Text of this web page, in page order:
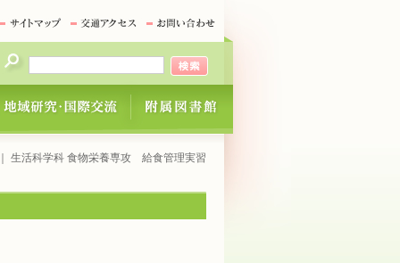
生活科学科 食物栄養専攻 給食管理実習